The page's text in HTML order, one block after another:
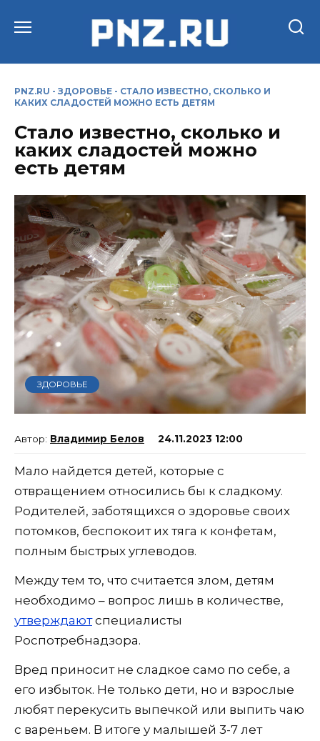
PNZ.RU - ЗДОРОВЬЕ - СТАЛО ИЗВЕСТНО, СКОЛЬКО И
КАКИХ СЛАДОСТЕЙ МОЖНО ЕСТЬ ДЕТЯМ
Стало известно, сколько и
каких сладостей можно
есть детям
ЗДОРОВЬЕ
Владимир Белов 24.11.2023 12:00
Мало найдется детей, которые с
отвращением относились бы к сладкому.
Родителей, заботящихся о здоровье своих
потомков, беспокоит их тяга к конфетам,
полным быстрых углеводов.
Между тем то, что считается злом, детям
необходимо – вопрос лишь в количестве,
утверждаютспециалисты
Роспотребнадзора.
Вред приносит не сладкое само по себе, а
его избыток. Не только дети, но и взрослые
любят перекусить выпечкой или выпить чаю
с вареньем. В итоге у малышей 3-7 лет